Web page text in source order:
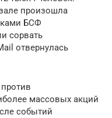
произошла
БСФ
сорвать
отвернулась
массовых акций
событий